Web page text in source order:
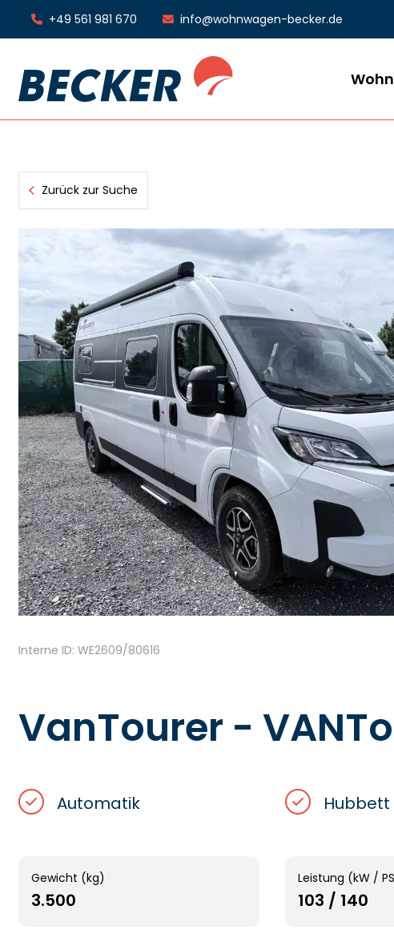
+49 561 981 670 info@wohnwagen-becker.de
Zurück zur Suche
Interne ID: WE2609/80616
VanTourer -
Automatik Hubbett
Gewicht (kg)
3.500
Leistung (kW /
103 / 140